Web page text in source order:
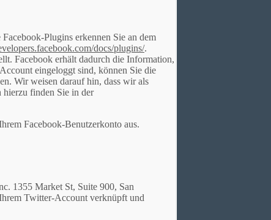
Plugins erkennen Sie an dem
docs/plugins/.
Facebook erhält dadurch die Information,
eingeloggt sind, können Sie die
Wir weisen darauf hin, dass wir als
hierzu finden Sie in der
Facebook-Benutzerkonto aus.
1355 Market St, Suite 900, San
Twitter-Account verknüpft und